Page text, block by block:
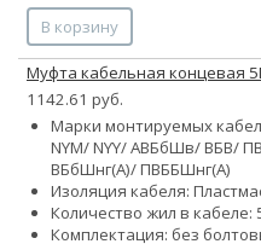
В корзину
Муфта кабельная концевая
1142.61 руб.
Марки монтируемых
NYM/ NYY/ АВБбШв/ ВБВ/
ВБбШнг(А)/ ПВББШнг(А)
Изоляция кабеля:
Количество жил в кабеле:
Комплектация: без